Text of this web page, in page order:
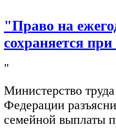
"Право на
сохраняется
"
Министерство
Федерации
семейной выплаты